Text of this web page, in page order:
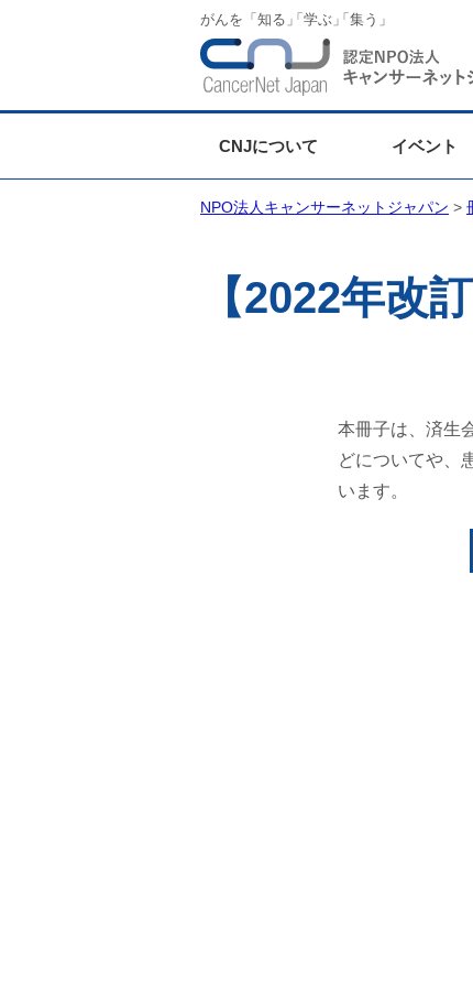
がんを「知る 「学ぶ 「集う」
CNJについて イベント
NPO法人キャンサーネットジャパン >
【2022年改
本冊子は、済生
どについてや、
います。